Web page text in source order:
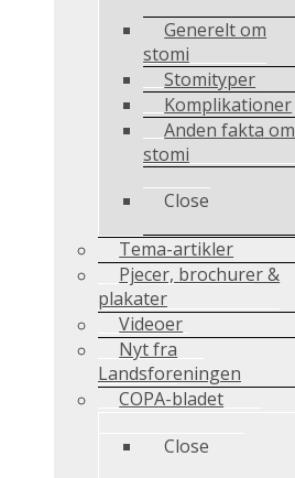
Generelt om
stomi
Stomityper
Komplikationer
Anden fakta om
stomi
Close
Tema-artikler
Pjecer, brochurer &
plakater
Videoer
Nyt fra
Landsforeningen
COPA-bladet
Close